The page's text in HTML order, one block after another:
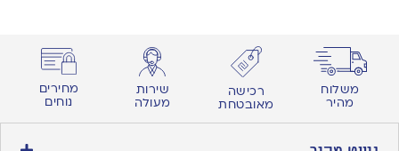
משלוח
מהיר
רכישה
מאובטחת
שירות
מעולה
מחירים
נוחים